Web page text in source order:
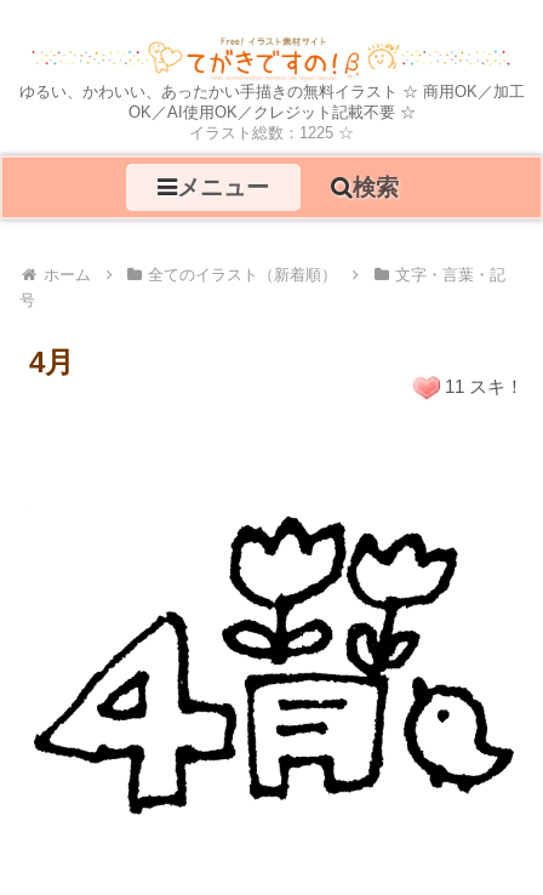
ゆるい、かわいい、あったかい手描きの無料イラスト ☆ 商用OK／加工
OK／AI使用OK／クレジット記載不要 ☆
イラスト総数：1225 ☆
メニュー 検索
ホーム 全てのイラスト（新着順）
文字・言葉・記
号
4月
11 スキ！